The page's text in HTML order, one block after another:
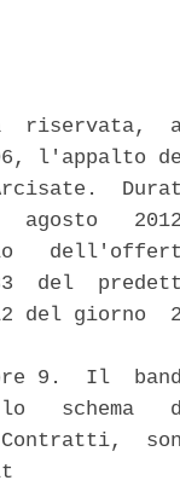
riservata,
l'appalto
del
del giorno
9.  Il
schema